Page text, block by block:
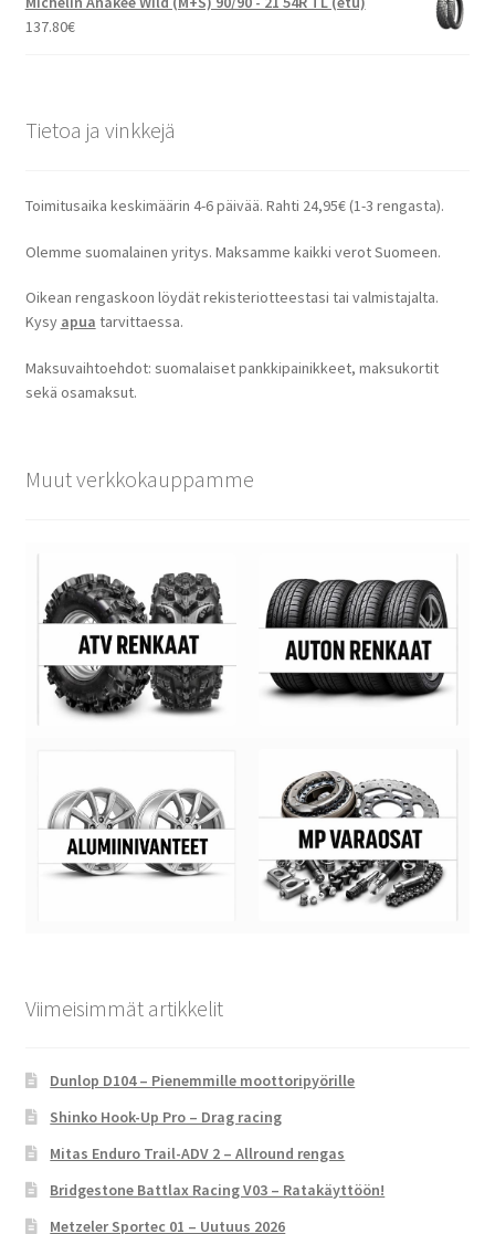
137.80€
Tietoa ja vinkkejä
Toimitusaika keskimäärin 4-6 päivää. Rahti 24,95€ (1-3 rengasta).
Olemme suomalainen yritys. Maksamme kaikki verot Suomeen.
Oikean rengaskoon löydät rekisteriotteestasi tai valmistajalta.
Kysy apua tarvittaessa.
Maksuvaihtoehdot: suomalaiset pankkipainikkeet, maksukortit
sekä osamaksut.
Muut verkkokauppamme
Viimeisimmät artikkelit
Dunlop D104 – Pienemmille moottoripyörille
Shinko Hook-Up Pro – Drag racing
Mitas Enduro Trail-ADV 2 – Allround rengas
Bridgestone Battlax Racing V03 – Ratakäyttöön!
Metzeler Sportec 01 – Uutuus 2026